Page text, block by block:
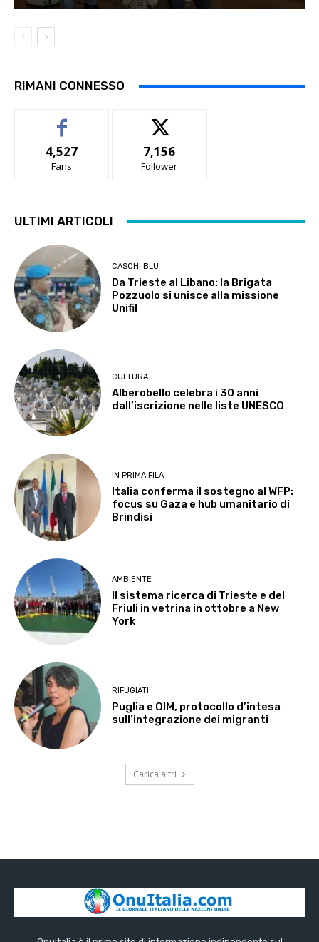
RIMANI CONNESSO
4,527
Fans
7,156
Follower
ULTIMI ARTICOLI
CASCHI BLU
Da Trieste al Libano: la Brigata
Pozzuolo si unisce alla missione
Unifil
CULTURA
Alberobello celebra i 30 anni
dall’iscrizione nelle liste UNESCO
IN PRIMA FILA
Italia conferma il sostegno al WFP:
focus su Gaza e hub umanitario di
Brindisi
AMBIENTE
Il sistema ricerca di Trieste e del
Friuli in vetrina in ottobre a New
York
RIFUGIATI
Puglia e OIM, protocollo d’intesa
sull’integrazione dei migranti
Carica altri